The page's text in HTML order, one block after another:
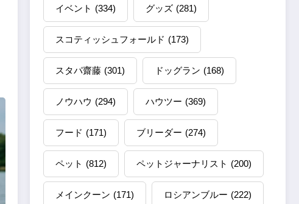
イベント (334) グッズ (281)
スコティッシュフォールド (173)
スタパ齋藤 (301) ドッグラン (168)
ノウハウ (294) ハウツー (369)
フード (171) ブリーダー (274)
ペット (812) ペットジャーナリスト (200)
メインクーン (171) ロシアンブルー (222)